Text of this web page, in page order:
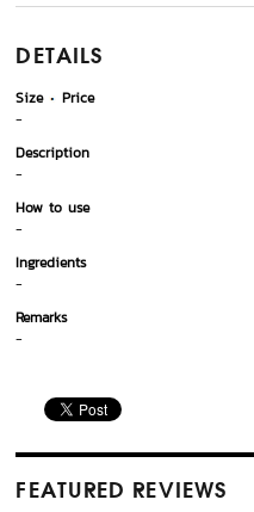
DETAILS
Size
Price
-
Description
-
How to use
-
Ingredients
-
Remarks
-
FEATURED REVIEWS